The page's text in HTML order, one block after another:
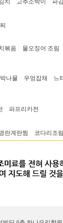
치 고추소박이 파
볶음 물오징어 조
나물 우엉잡채 느
파프리카전
란계란찜 코다리